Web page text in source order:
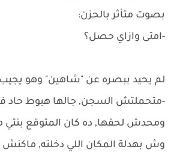
بصوت متأثر بالحزن:
-امتى وازاي حصل؟
لم يحيد ببصره عن "شاهين" وهو
-متحملتش السجن, جالها هبوط حاد في
ومحدش لحقها, ده كان المتوقع بنتي
وش بهدلة المكان اللي دخلته, ماكنش